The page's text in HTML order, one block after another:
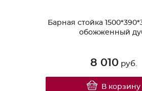
Барная стойка
обожженный
8 010 руб.
В корзину